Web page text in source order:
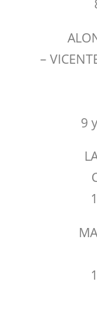
–
9